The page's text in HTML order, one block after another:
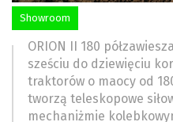
Showroom
ORION II 180
sześciu do dziewięciu
traktorów o maocy od
tworzą teleskopowe
mechaniżmie